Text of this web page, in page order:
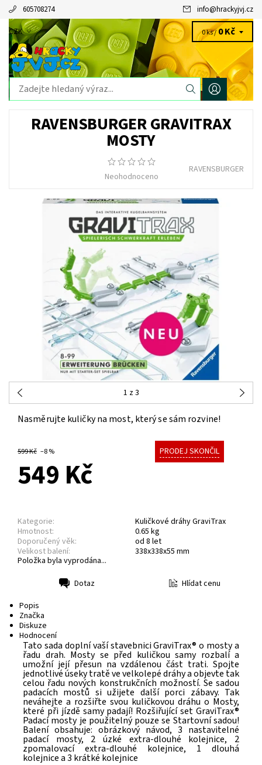
605708274 info@hrackyjvj.cz
CZK 0 ks /0 Kč
RAVENSBURGER GRAVITRAX
MOSTY
Neohodnoceno
RAVENSBURGER
1 z 3
Nasměrujte kuličky na most, který se sám rozvine!
599 Kč –8 % PRODEJ SKONČIL
549 Kč
Kategorie:
Kuličkové dráhy GraviTrax
Hmotnost:
0.65 kg
Doporučený věk:
od 8 let
Velikost balení:
338x338x55 mm
Položka byla vyprodána...
Dotaz
Hlídat cenu
Popis
Značka
Diskuze
Hodnocení
Tato sada doplní vaší stavebnici GraviTrax® o mosty a
řadu drah. Mosty se před kuličkou samy rozbalí a
umožní její přesun na vzdálenou část trati. Spojte
jednotlivé úseky tratě ve velkolepé dráhy a objevte tak
celou řadu nových konstrukčních možností. Se sadou
padacích mostů si užijete další porci zábavy. Tak
neváhejte a rozšiřte svou kuličkovou dráhu o Mosty,
které při jízdě samy padají! Rozšiřující set GraviTrax®
Padací mosty je použitelný pouze se Startovní sadou!
Balení obsahuje: obrázkový návod, 3 nastavitelné
padací mosty, 2 úzké extra-dlouhé kolejnice, 2
zpomalovací extra-dlouhé kolejnice, 1 dlouhá
kolejnice a 3 krátké kolejnice